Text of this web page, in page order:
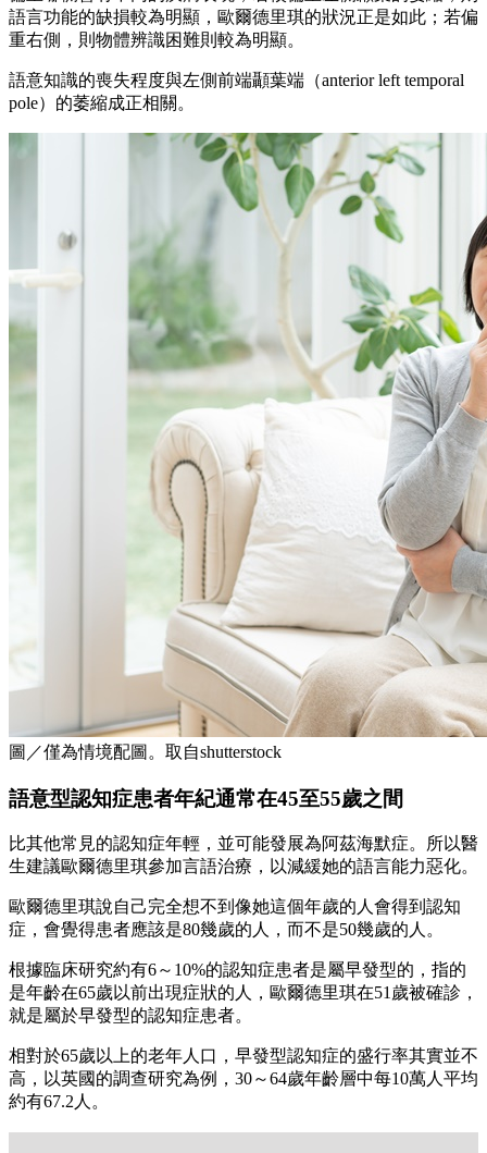
語言功能的缺損較為明顯，歐爾德里琪的狀況正是如此；若偏
重右側，則物體辨識困難則較為明顯。
語意知識的喪失程度與左側前端顳葉端（anterior left temporal
pole）的萎縮成正相關。
圖／僅為情境配圖。取自shutterstock
語意型認知症患者年紀通常在45至55歲之間
比其他常見的認知症年輕，並可能發展為阿茲海默症。所以醫
生建議歐爾德里琪參加言語治療，以減緩她的語言能力惡化。
歐爾德里琪說自己完全想不到像她這個年歲的人會得到認知
症，會覺得患者應該是80幾歲的人，而不是50幾歲的人。
根據臨床研究約有6～10%的認知症患者是屬早發型的，指的
是年齡在65歲以前出現症狀的人，歐爾德里琪在51歲被確診，
就是屬於早發型的認知症患者。
相對於65歲以上的老年人口，早發型認知症的盛行率其實並不
高，以英國的調查研究為例，30～64歲年齡層中每10萬人平均
約有67.2人。